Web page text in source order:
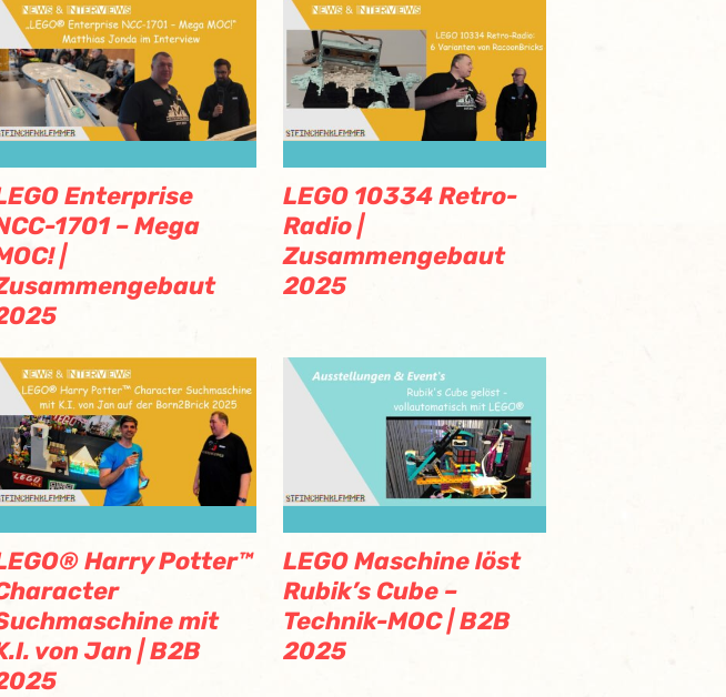
Enterprise
1701 – Mega
|
LEGO 10334 Retro-
Radio |
Zusammengebaut
2025
Harry Potter™
mit
von Jan | B2B
LEGO Maschine löst
Rubik’s Cube –
Technik-MOC | B2B
2025